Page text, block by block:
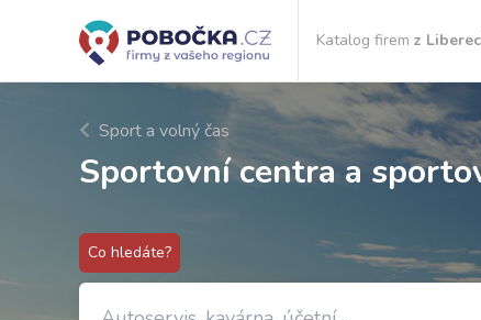
Katalog firem z
Sport a volný čas
Sportovní centra a
Co hledáte?